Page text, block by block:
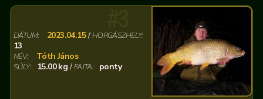
DÁTUM: 2023.04.15/HORGÁSZHELY:
13
NÉV: Tóth János
SÚLY: 15.00 kg/FAJTA: ponty